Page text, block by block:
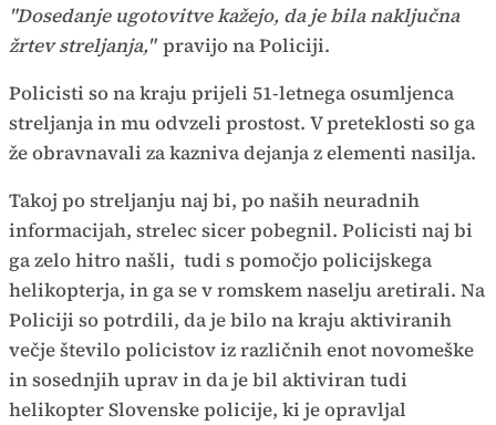
"Dosedanje ugotovitve kažejo, da je bila naključna
žrtev streljanja," pravijo na Policiji.
Policisti so na kraju prijeli 51-letnega osumljenca
streljanja in mu odvzeli prostost. V preteklosti so ga
že obravnavali za kazniva dejanja z elementi nasilja.
Takoj po streljanju naj bi, po naših neuradnih
informacijah, strelec sicer pobegnil. Policisti naj bi
ga zelo hitro našli, tudi s pomočjo policijskega
helikopterja, in ga se v romskem naselju aretirali. Na
Policiji so potrdili, da je bilo na kraju aktiviranih
večje število policistov iz različnih enot novomeške
in sosednjih uprav in da je bil aktiviran tudi
helikopter Slovenske policije, ki je opravljal